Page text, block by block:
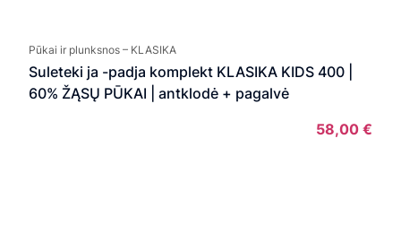
Pūkai ir plunksnos – KLASIKA
Suleteki ja -padja komplekt KLASIKA KIDS 400 |
60% ŽĄSŲ PŪKAI | antklodė + pagalvė
58,00 €